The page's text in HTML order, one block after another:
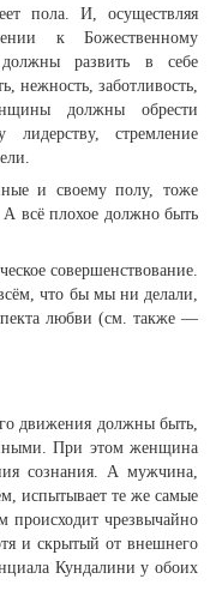
пола. И, осуществляя
к Божественному
развить в себе
нежность, заботливость,
должны обрести
лидерству, стремление
и своему полу, тоже
всё плохое должно быть
совершенствование.
что бы мы ни делали,
любви (см. также —
движения должны быть,
При этом женщина
сознания. А мужчина,
испытывает те же самые
происходит чрезвычайно
и скрытый от внешнего
Кундалини у обоих